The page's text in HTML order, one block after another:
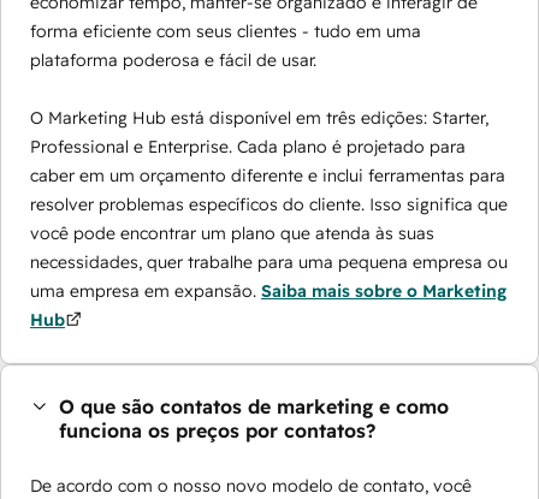
forma eficiente com seus clientes - tudo em uma
plataforma poderosa e fácil de usar.
O Marketing Hub está disponível em três edições: Starter,
Professional e Enterprise. Cada plano é projetado para
caber em um orçamento diferente e inclui ferramentas para
resolver problemas específicos do cliente. Isso significa que
você pode encontrar um plano que atenda às suas
necessidades, quer trabalhe para uma pequena empresa ou
uma empresa em expansão. Saiba mais sobre o Marketing
Hub
O que são contatos de marketing e como
funciona os preços por contatos?
De acordo com o nosso novo modelo de contato, você